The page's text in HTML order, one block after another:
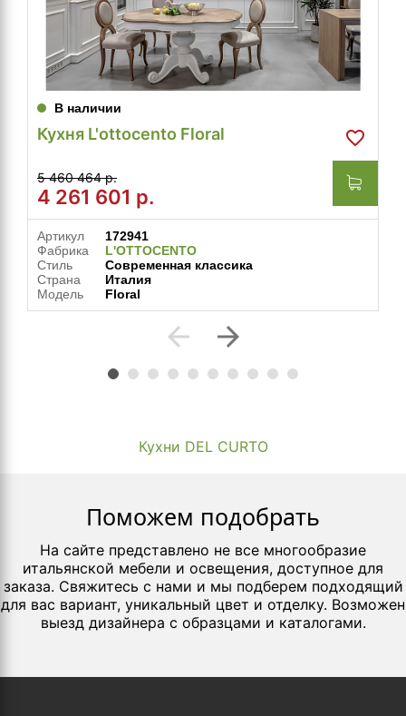
В наличии
Кухня L'ottocento Floral
5 460 464 р.
4 261 601 р.
Артикул
172941
Фабрика
L'OTTOCENTO
Стиль
Современная классика
Страна
Италия
Модель
Floral
arrow_back arrow_forward
Кухни DEL CURTO
Поможем подобрать
На сайте представлено не все многообразие
итальянской мебели и освещения, доступное для
заказа. Свяжитесь с нами и мы подберем подходящий
для вас вариант, уникальный цвет и отделку. Возможен
выезд дизайнера с образцами и каталогами.